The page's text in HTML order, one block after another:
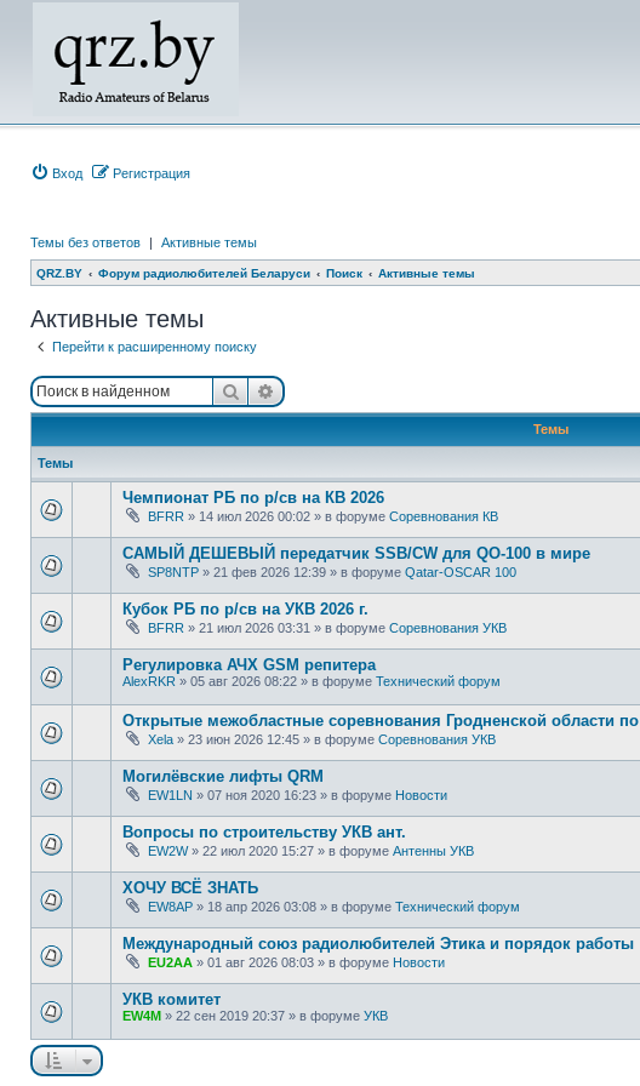
Вход Регистрация
Темы без ответов | Активные темы
QRZ.BY Форум радиолюбителей Беларуси Поиск Активные темы
Активные темы
Перейти к расширенному поиску
ПоискРасширенный поиск
Темы
Темы
Чемпионат РБ по р/св на КВ 2026
BFRR » 14 июл 2026 00:02 » в форуме Соревнования КВ
САМЫЙ ДЕШЕВЫЙ передатчик SSB/CW для QO-100 в мире
SP8NTP » 21 фев 2026 12:39 » в форуме Qatar-OSCAR 100
Кубок РБ по р/св на УКВ 2026 г.
BFRR » 21 июл 2026 03:31 » в форуме Соревнования УКВ
Регулировка АЧХ GSM репитера
AlexRKR » 05 авг 2026 08:22 » в форуме Технический форум
Открытые межобластные соревнования Гродненской области
Xela » 23 июн 2026 12:45 » в форуме Соревнования УКВ
Могилёвские лифты QRM
EW1LN » 07 ноя 2020 16:23 » в форуме Новости
Вопросы по строительству УКВ ант.
EW2W» 22 июл 2020 15:27 » в форуме Антенны УКВ
ХОЧУ ВСЁ ЗНАТЬ
EW8AP » 18 апр 2026 03:08 » в форуме Технический форум
Международный союз радиолюбителей Этика и порядок работы
EU2AA » 01 авг 2026 08:03 » в форуме Новости
УКВ комитет
EW4M » 22 сен 2019 20:37 » в форуме УКВ